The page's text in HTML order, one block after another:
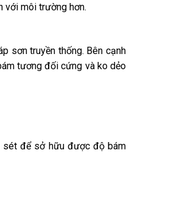
với môi trường hơn.
sơn truyền thống. Bên cạnh
tương đối cứng và ko dẻo
sét để sở hữu được độ bám